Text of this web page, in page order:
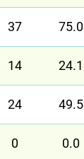
37 75.0
14 24.1
24 49.5
0 0.0